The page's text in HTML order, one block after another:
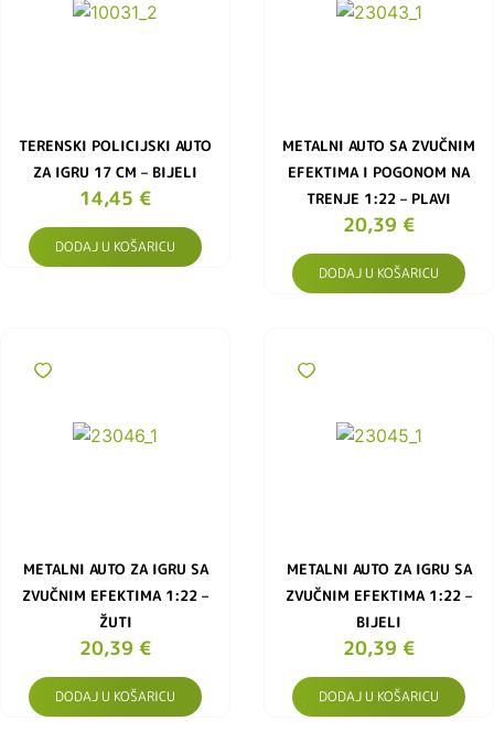
TERENSKI POLICIJSKI AUTO
ZA IGRU 17 CM – BIJELI
14,45 €
DODAJ U KOŠARICU
METALNI AUTO SA ZVUČNIM
EFEKTIMA I POGONOM NA
TRENJE 1:22 – PLAVI
20,39 €
DODAJ U KOŠARICU
METALNI AUTO ZA IGRU SA
ZVUČNIM EFEKTIMA 1:22 –
ŽUTI
20,39 €
DODAJ U KOŠARICU
METALNI AUTO ZA IGRU SA
ZVUČNIM EFEKTIMA 1:22 –
BIJELI
20,39 €
DODAJ U KOŠARICU